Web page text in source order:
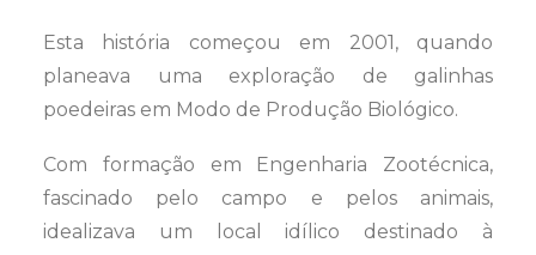
Esta história começou em 2001, quando
planeava uma exploração de galinhas
poedeiras em Modo de Produção Biológico.
Com formação em Engenharia Zootécnica,
fascinado pelo campo e pelos animais,
idealizava um local idílico destinado à